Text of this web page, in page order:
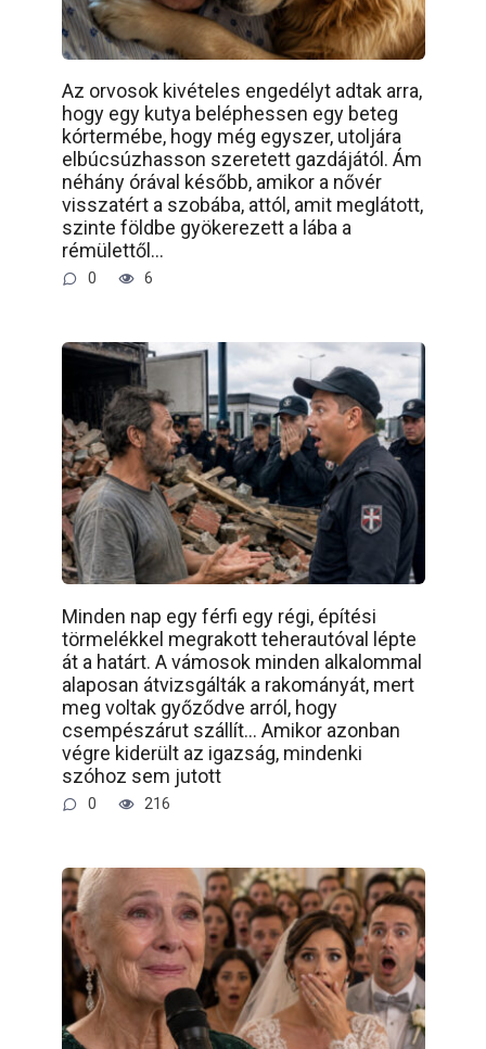
Az orvosok kivételes engedélyt adtak arra,
hogy egy kutya beléphessen egy beteg
kórtermébe, hogy még egyszer, utoljára
elbúcsúzhasson szeretett gazdájától. Ám
néhány órával később, amikor a nővér
visszatért a szobába, attól, amit meglátott,
szinte földbe gyökerezett a lába a
rémülettől…
0 6
Minden nap egy férfi egy régi, építési
törmelékkel megrakott teherautóval lépte
át a határt. A vámosok minden alkalommal
alaposan átvizsgálták a rakományát, mert
meg voltak győződve arról, hogy
csempészárut szállít… Amikor azonban
végre kiderült az igazság, mindenki
szóhoz sem jutott
0 216